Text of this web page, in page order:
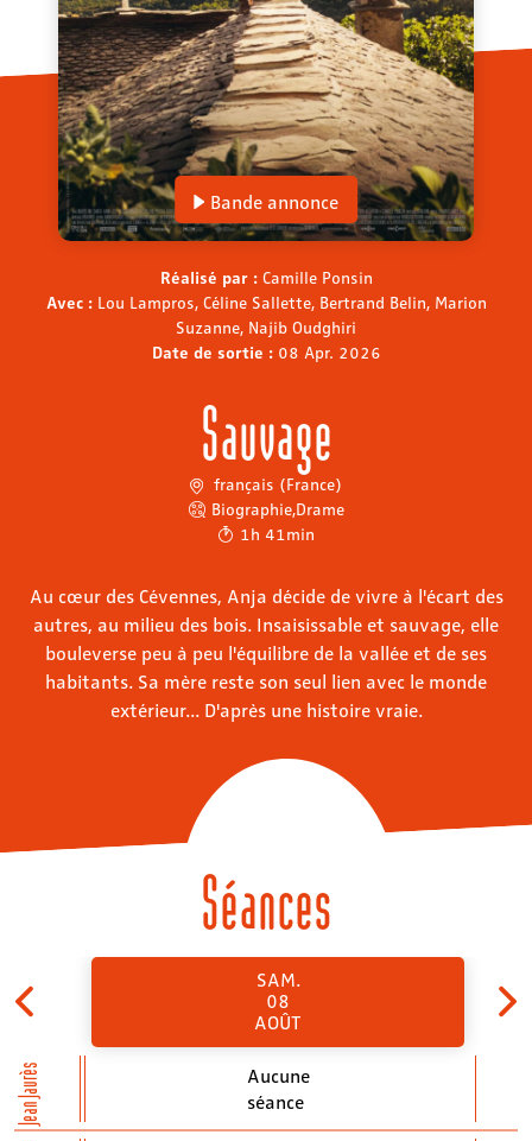
Bande annonce
Réalisé par : Camille Ponsin
Avec : Lou Lampros, Céline Sallette, Bertrand Belin, Marion
Suzanne, Najib Oudghiri
Date de sortie : 08 Apr. 2026
Sauvage
français (France)
Biographie,Drame
1h 41min
Au cœur des Cévennes, Anja décide de vivre à l'écart des
autres, au milieu des bois. Insaisissable et sauvage, elle
bouleverse peu à peu l'équilibre de la vallée et de ses
habitants. Sa mère reste son seul lien avec le monde
extérieur... D'après une histoire vraie.
Séances
Jean Jaurès
SAM.
08
AOÛT
Aucune
séance